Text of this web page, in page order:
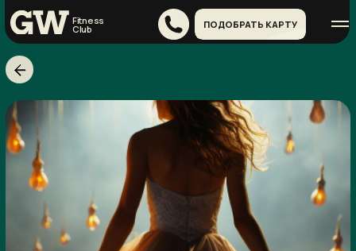
Fitness
Сlub ПОДОБРАТЬ КАРТУ
ТАНЕЦЖИВОТА